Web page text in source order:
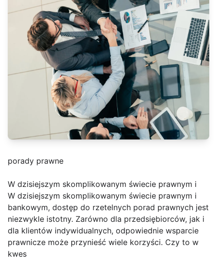
porady prawne
W dzisiejszym skomplikowanym świecie prawnym i
W dzisiejszym skomplikowanym świecie prawnym i
bankowym, dostęp do rzetelnych porad prawnych jest
niezwykle istotny. Zarówno dla przedsiębiorców, jak i
dla klientów indywidualnych, odpowiednie wsparcie
prawnicze może przynieść wiele korzyści. Czy to w
kwes